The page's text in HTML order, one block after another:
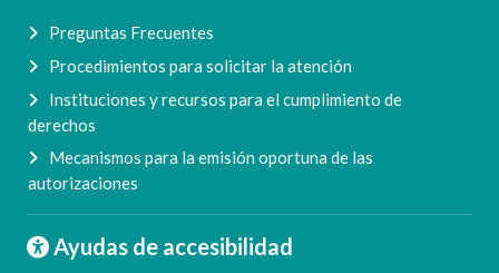
Preguntas Frecuentes
Procedimientos para solicitar la atención
Instituciones y recursos para el cumplimiento de
derechos
Mecanismos para la emisión oportuna de las
autorizaciones
Ayudas de accesibilidad